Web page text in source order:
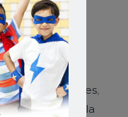
,Gejala Diabetes,
Rs Stella